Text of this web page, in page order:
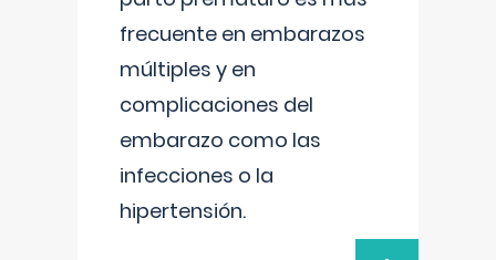
frecuente en embarazos
múltiples y en
complicaciones del
embarazo como las
infecciones o la
hipertensión.